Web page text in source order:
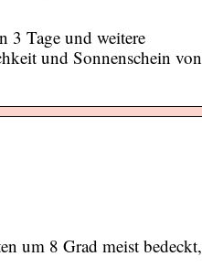
3 Tage und weitere
und Sonnenschein von
um 8 Grad meist bedeckt,